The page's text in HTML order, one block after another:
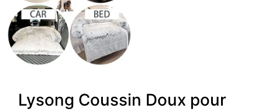
Lysong Coussin Doux pour